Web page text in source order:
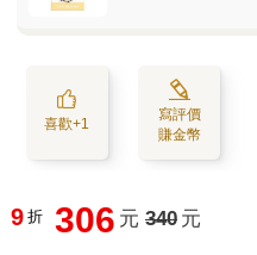
喜歡+1
寫評價
賺金幣
9 折 306 元 340 元